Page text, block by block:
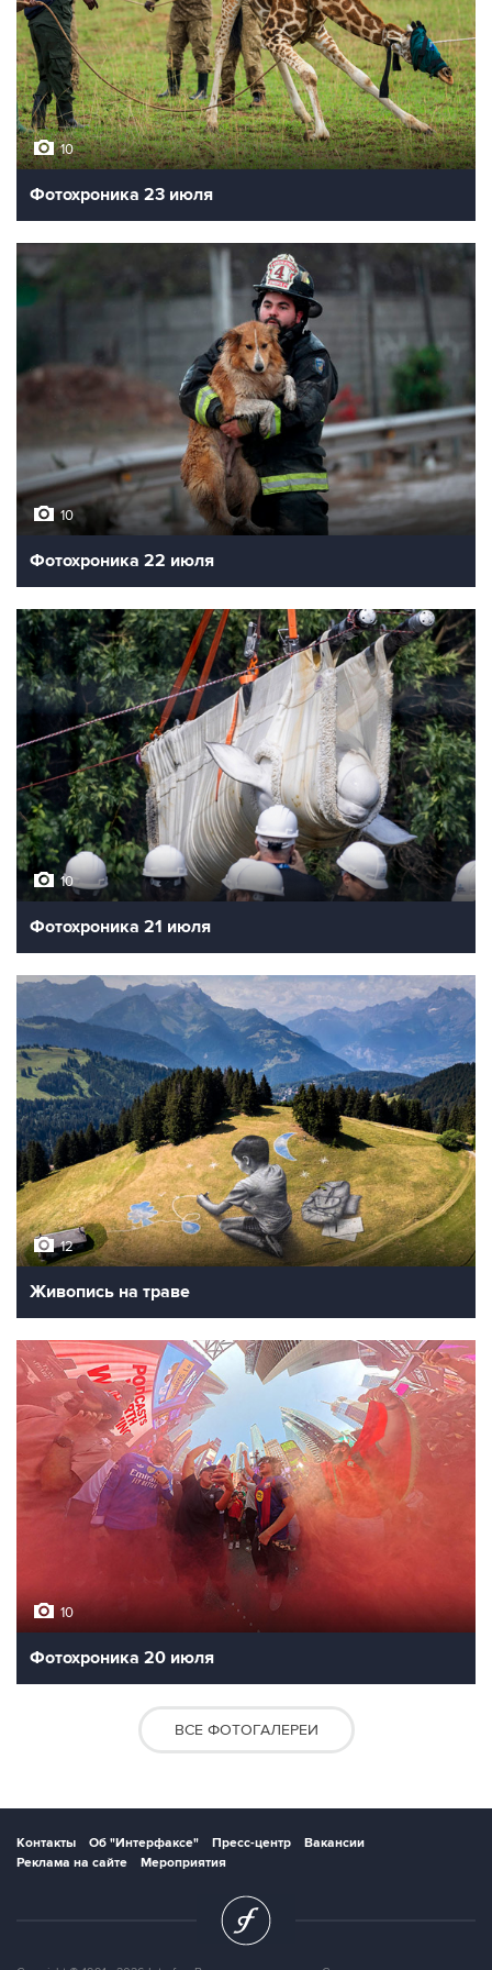
10
Фотохроника 23 июля
10
Фотохроника 22 июля
10
Фотохроника 21 июля
12
Живопись на траве
10
Фотохроника 20 июля
ВСЕ ФОТОГАЛЕРЕИ
Контакты Об "Интерфаксе" Пресс-центр
Вакансии
Реклама на сайте
Мероприятия